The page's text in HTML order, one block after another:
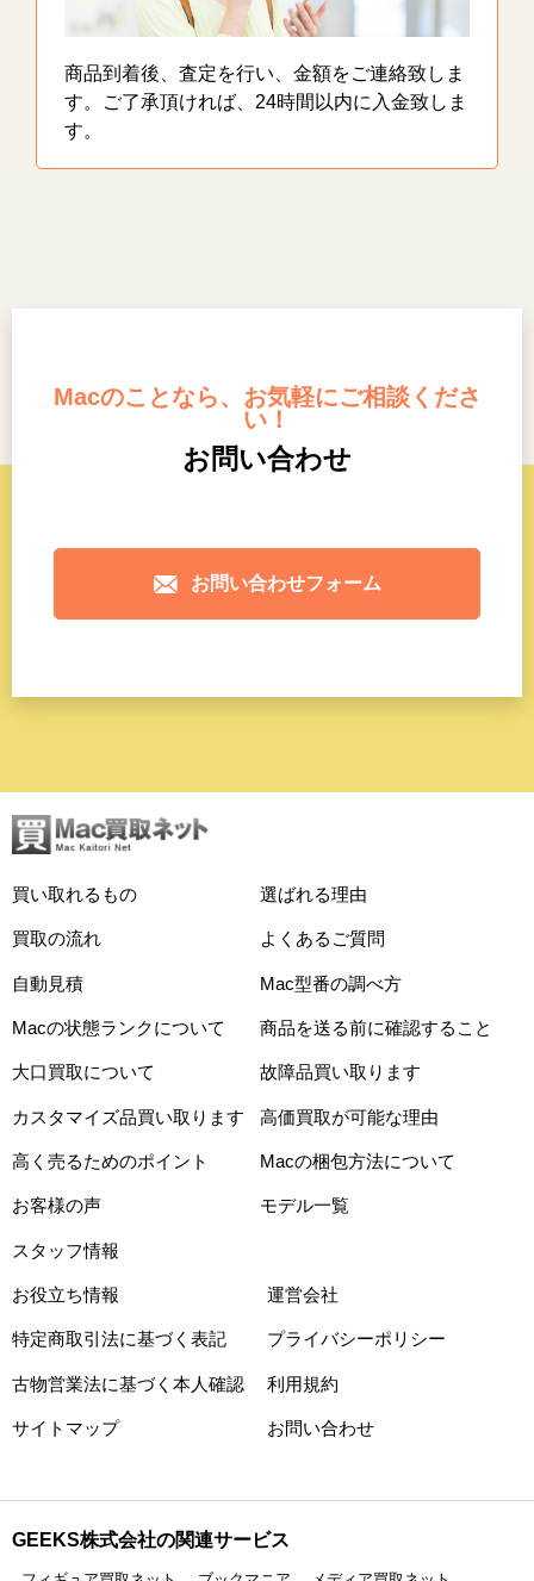
商品到着後、査定を行い、金額をご連絡致しま
す。ご了承頂ければ、24時間以内に入金致しま
す。
Macのことなら、お気軽にご相談くださ
い！
お問い合わせ
お問い合わせフォーム
買い取れるもの 選ばれる理由
買取の流れ よくあるご質問
自動見積 Mac型番の調べ方
Macの状態ランクについて 商品を送る前に確認すること
大口買取について 故障品買い取ります
カスタマイズ品買い取ります 高価買取が可能な理由
高く売るためのポイント Macの梱包方法について
お客様の声 モデル一覧
スタッフ情報
お役立ち情報 運営会社
特定商取引法に基づく表記 プライバシーポリシー
古物営業法に基づく本人確認 利用規約
サイトマップ お問い合わせ
GEEKS株式会社の関連サービス